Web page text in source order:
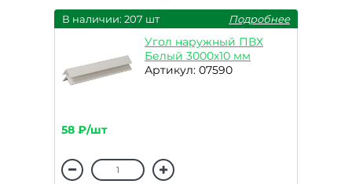
В наличии: 207 шт Подробнее
Угол наружный ПВХ
Белый 3000х10 мм
Артикул: 07590
58 ₽/шт